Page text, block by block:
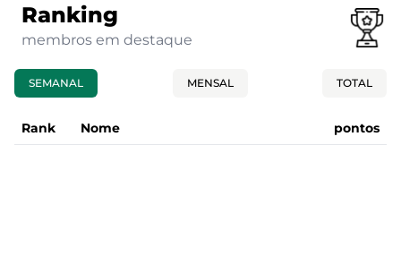
Ranking
membros em destaque
SEMANAL MENSAL TOTAL
Rank Nome pontos